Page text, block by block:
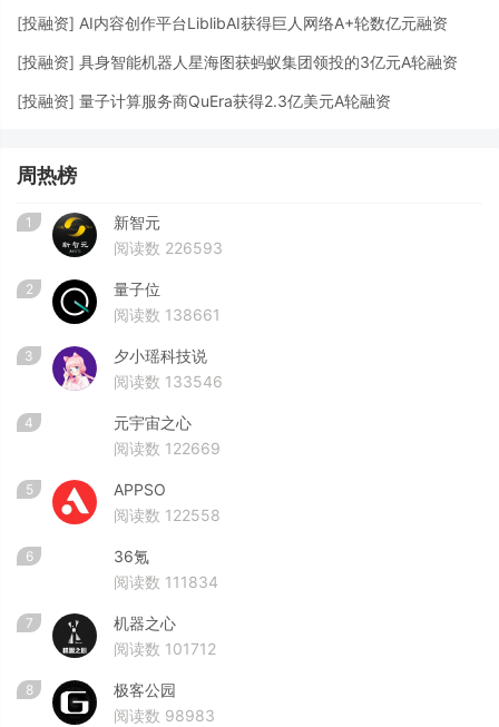
[投融资] AI内容创作平台LiblibAI获得巨人网络A+轮数亿元融资
[投融资] 具身智能机器人星海图获蚂蚁集团领投的3亿元A轮融资
[投融资] 量子计算服务商QuEra获得2.3亿美元A轮融资
周热榜
1
新智元
阅读数 226593
2
量子位
阅读数 138661
3
夕小瑶科技说
阅读数 133546
4
元宇宙之心
阅读数 122669
5
APPSO
阅读数 122558
6
36氪
阅读数 111834
7
机器之心
阅读数 101712
8
极客公园
阅读数 98983